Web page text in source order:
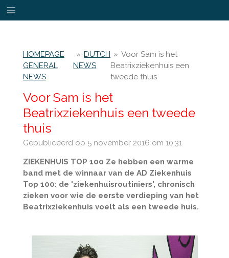
Ga
direct
hoofdinhoud
HOMEPAGE
GENERAL
NEWS
» DUTCH
NEWS
» Voor Sam is het
Beatrixziekenhuis een
tweede thuis
Voor Sam is het
Beatrixziekenhuis een tweede
thuis
Gepubliceerd op 5 november 2016 om 10:31
ZIEKENHUIS TOP 100 Ze hebben een warme
band met de winnaar van de AD Ziekenhuis
Top 100: de 'ziekenhuisroutiniers', chronisch
zieken voor wie de eerste verdieping van het
Beatrixziekenhuis voelt als een tweede huis.